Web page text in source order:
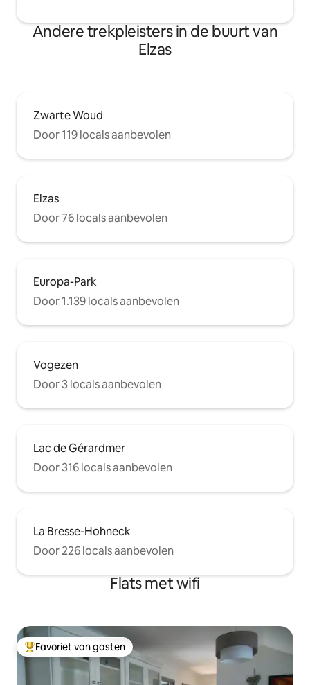
Andere trekpleisters in de buurt van
Elzas
Zwarte Woud
Door 119 locals aanbevolen
Elzas
Door 76 locals aanbevolen
Europa-Park
Door 1.139 locals aanbevolen
Vogezen
Door 3 locals aanbevolen
Lac de Gérardmer
Door 316 locals aanbevolen
La Bresse-Hohneck
Door 226 locals aanbevolen
Flats met wifi
Topfavoriet van gasten
Favoriet van gasten